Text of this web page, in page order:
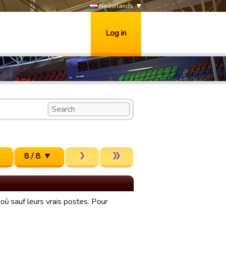
Nederlands
Log in
8 / 8
sauf leurs vrais postes. Pour